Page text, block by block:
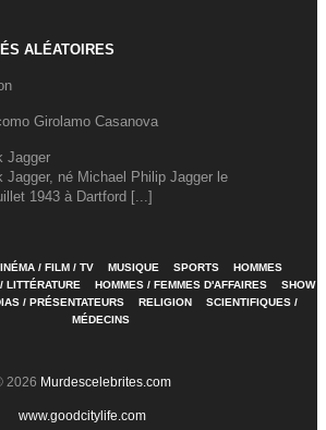
ALÉATOIRES
Girolamo Casanova
Jagger
Jagger, né Michael Philip Jagger le
1943 à Dartford [...]
/ FILM / TV MUSIQUE SPORTS
HOMMES
LITTÉRATURE HOMMES / FEMMES D'AFFAIRES
SHOW
/ PRÉSENTATEURS
RELIGION
SCIENTIFIQUES /
MÉDECINS
2026 Murdescelebrites.com
www.goodcitylife.com